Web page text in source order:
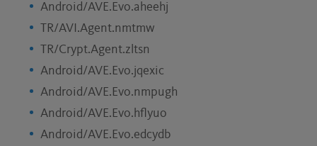
Android/AVE.Evo.aheehj
TR/AVI.Agent.nmtmw
TR/Crypt.Agent.zltsn
Android/AVE.Evo.jqexic
Android/AVE.Evo.nmpugh
Android/AVE.Evo.hflyuo
Android/AVE.Evo.edcydb